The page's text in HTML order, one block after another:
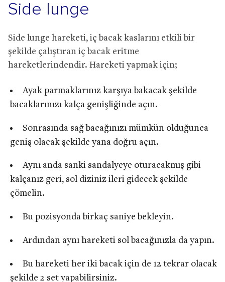
Side lunge
Side lunge hareketi, iç bacak kaslarını etkili bir
şekilde çalıştıran iç bacak eritme
hareketlerindendir. Hareketi yapmak için;
Ayak parmaklarınız karşıya bakacak şekilde
bacaklarınızı kalça genişliğinde açın.
Sonrasında sağ bacağınızı mümkün olduğunca
geniş olacak şekilde yana doğru açın.
Aynı anda sanki sandalyeye oturacakmış gibi
kalçanız geri, sol diziniz ileri gidecek şekilde
çömelin.
Bu pozisyonda birkaç saniye bekleyin.
Ardından aynı hareketi sol bacağınızla da yapın.
Bu hareketi her iki bacak için de 12 tekrar olacak
şekilde 2 set yapabilirsiniz.